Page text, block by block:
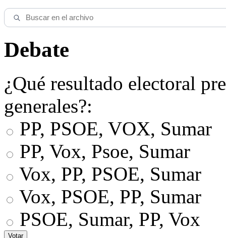
Debate
¿Qué resultado electoral
generales?:
PP, PSOE, VOX, Sumar
PP, Vox, Psoe, Sumar
Vox, PP, PSOE, Sumar
Vox, PSOE, PP, Sumar
PSOE, Sumar, PP, Vox